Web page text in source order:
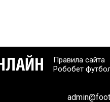
Правила сайта
Робобет